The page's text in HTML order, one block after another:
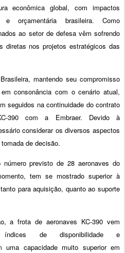
econômica global, com impactos
orçamentária brasileira. Como
ao setor de defesa vêm sofrendo
diretas nos projetos estratégicos das
mantendo seu compromisso
consonância com o cenário atual,
seguidos na continuidade do contrato
390 com a Embraer. Devido à
considerar os diversos aspectos
de decisão.
previsto de 28 aeronaves do
tem se mostrado superior à
para aquisição, quanto ao suporte
a frota de aeronaves KC-390 vem
índices de disponibilidade e
uma capacidade muito superior em